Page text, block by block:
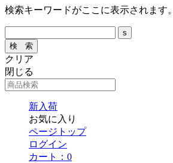
検索キーワードがここに表示されます。
クリア
閉じる
新入荷
お気に入り
ページトップ
ログイン
カート： 0